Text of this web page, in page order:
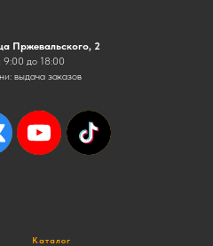
Пржевальского, 2
9:00 до 18:00
выдача заказов
Каталог